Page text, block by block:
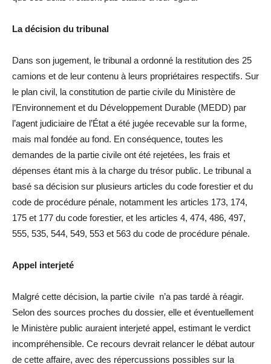
La décision du tribunal
Dans son jugement, le tribunal a ordonné la restitution des 25
camions et de leur contenu à leurs propriétaires respectifs. Sur
le plan civil, la constitution de partie civile du Ministère de
l’Environnement et du Développement Durable (MEDD) par
l’agent judiciaire de l’État a été jugée recevable sur la forme,
mais mal fondée au fond. En conséquence, toutes les
demandes de la partie civile ont été rejetées, les frais et
dépenses étant mis à la charge du trésor public. Le tribunal a
basé sa décision sur plusieurs articles du code forestier et du
code de procédure pénale, notamment les articles 173, 174,
175 et 177 du code forestier, et les articles 4, 474, 486, 497,
555, 535, 544, 549, 553 et 563 du code de procédure pénale.
Appel interjeté
Malgré cette décision, la partie civile n’a pas tardé à réagir.
Selon des sources proches du dossier, elle et éventuellement
le Ministère public auraient interjeté appel, estimant le verdict
incompréhensible. Ce recours devrait relancer le débat autour
de cette affaire, avec des répercussions possibles sur la